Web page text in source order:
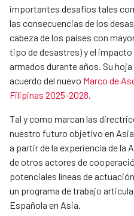
importantes desafíos tales
las consecuencias de los
cabeza de los países con
tipo de desastres) y el
armados durante años. Su
acuerdo del nuevo Marco de
Filipinas 2025-2028.
Tal y como marcan las
nuestro futuro objetivo en
a partir de la experiencia de la
de otros actores de
potenciales líneas de
un programa de trabajo
Española en Asia.